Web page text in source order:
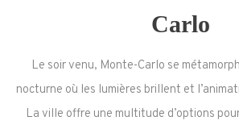
Carlo
Le soir venu, Monte-Carlo se
nocturne où les lumières brillent et
La ville offre une multitude d’options